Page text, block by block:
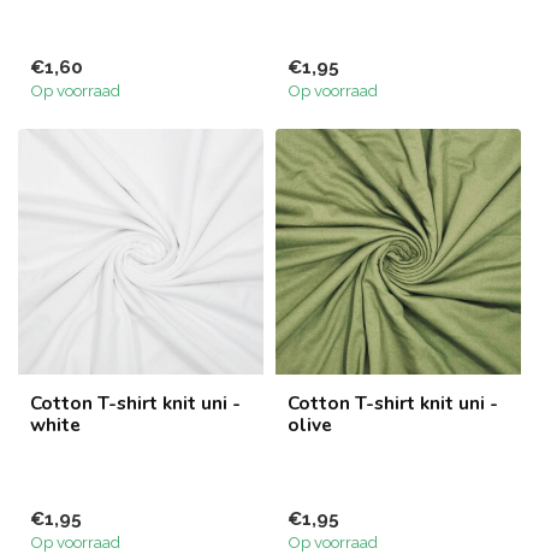
€1,60
Op voorraad
€1,95
Op voorraad
Cotton T-shirt knit uni -
white
€1,95
Op voorraad
Cotton T-shirt knit uni -
olive
€1,95
Op voorraad